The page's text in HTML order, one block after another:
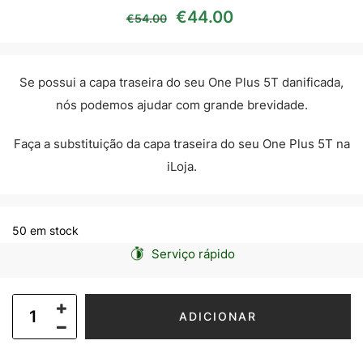
€54.00 O preço original era:
€44.00
Se possui a capa traseira do seu One Plus 5T danificada,
nós podemos ajudar com grande brevidade.
Faça a substituição da capa traseira do seu One Plus 5T na
iLoja.
50 em stock
Serviço rápido
ADICIONAR